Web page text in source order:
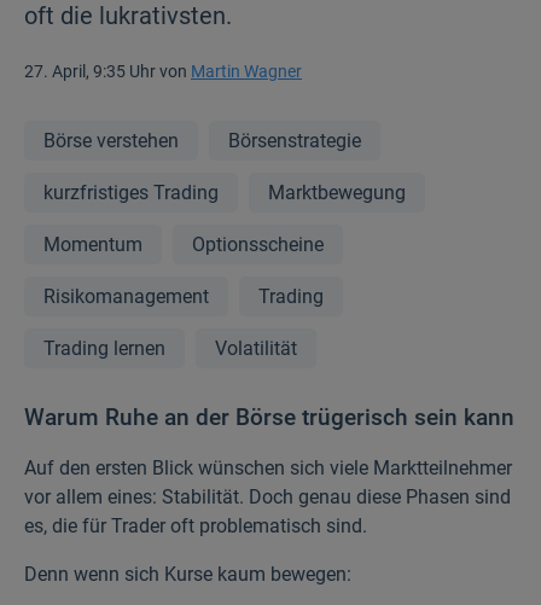
oft die lukrativsten.
27. April, 9:35 Uhr von Martin Wagner
Börse verstehen Börsenstrategie
kurzfristiges Trading Marktbewegung
Momentum Optionsscheine
Risikomanagement Trading
Trading lernen Volatilität
Warum Ruhe an der Börse trügerisch sein kann
Auf den ersten Blick wünschen sich viele Marktteilnehmer
vor allem eines: Stabilität. Doch genau diese Phasen sind
es, die für Trader oft problematisch sind.
Denn wenn sich Kurse kaum bewegen: